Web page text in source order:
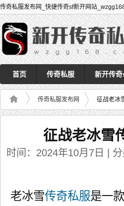
传奇私服发布网_快捷传奇sf新开网站
首页 传奇私服 新开传
传奇私服发布网 征战老冰
征战老冰雪
时间：2024年10月7日 |
老冰雪传奇私服是一